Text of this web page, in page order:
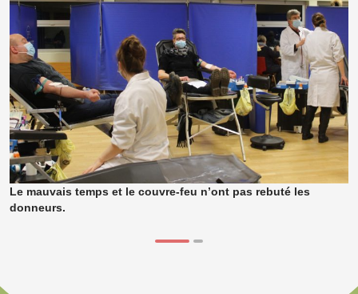
Le mauvais temps et le couvre-feu n’ont pas rebuté les
donneurs.